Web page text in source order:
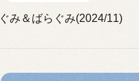
み＆ばらぐみ(2024/11)